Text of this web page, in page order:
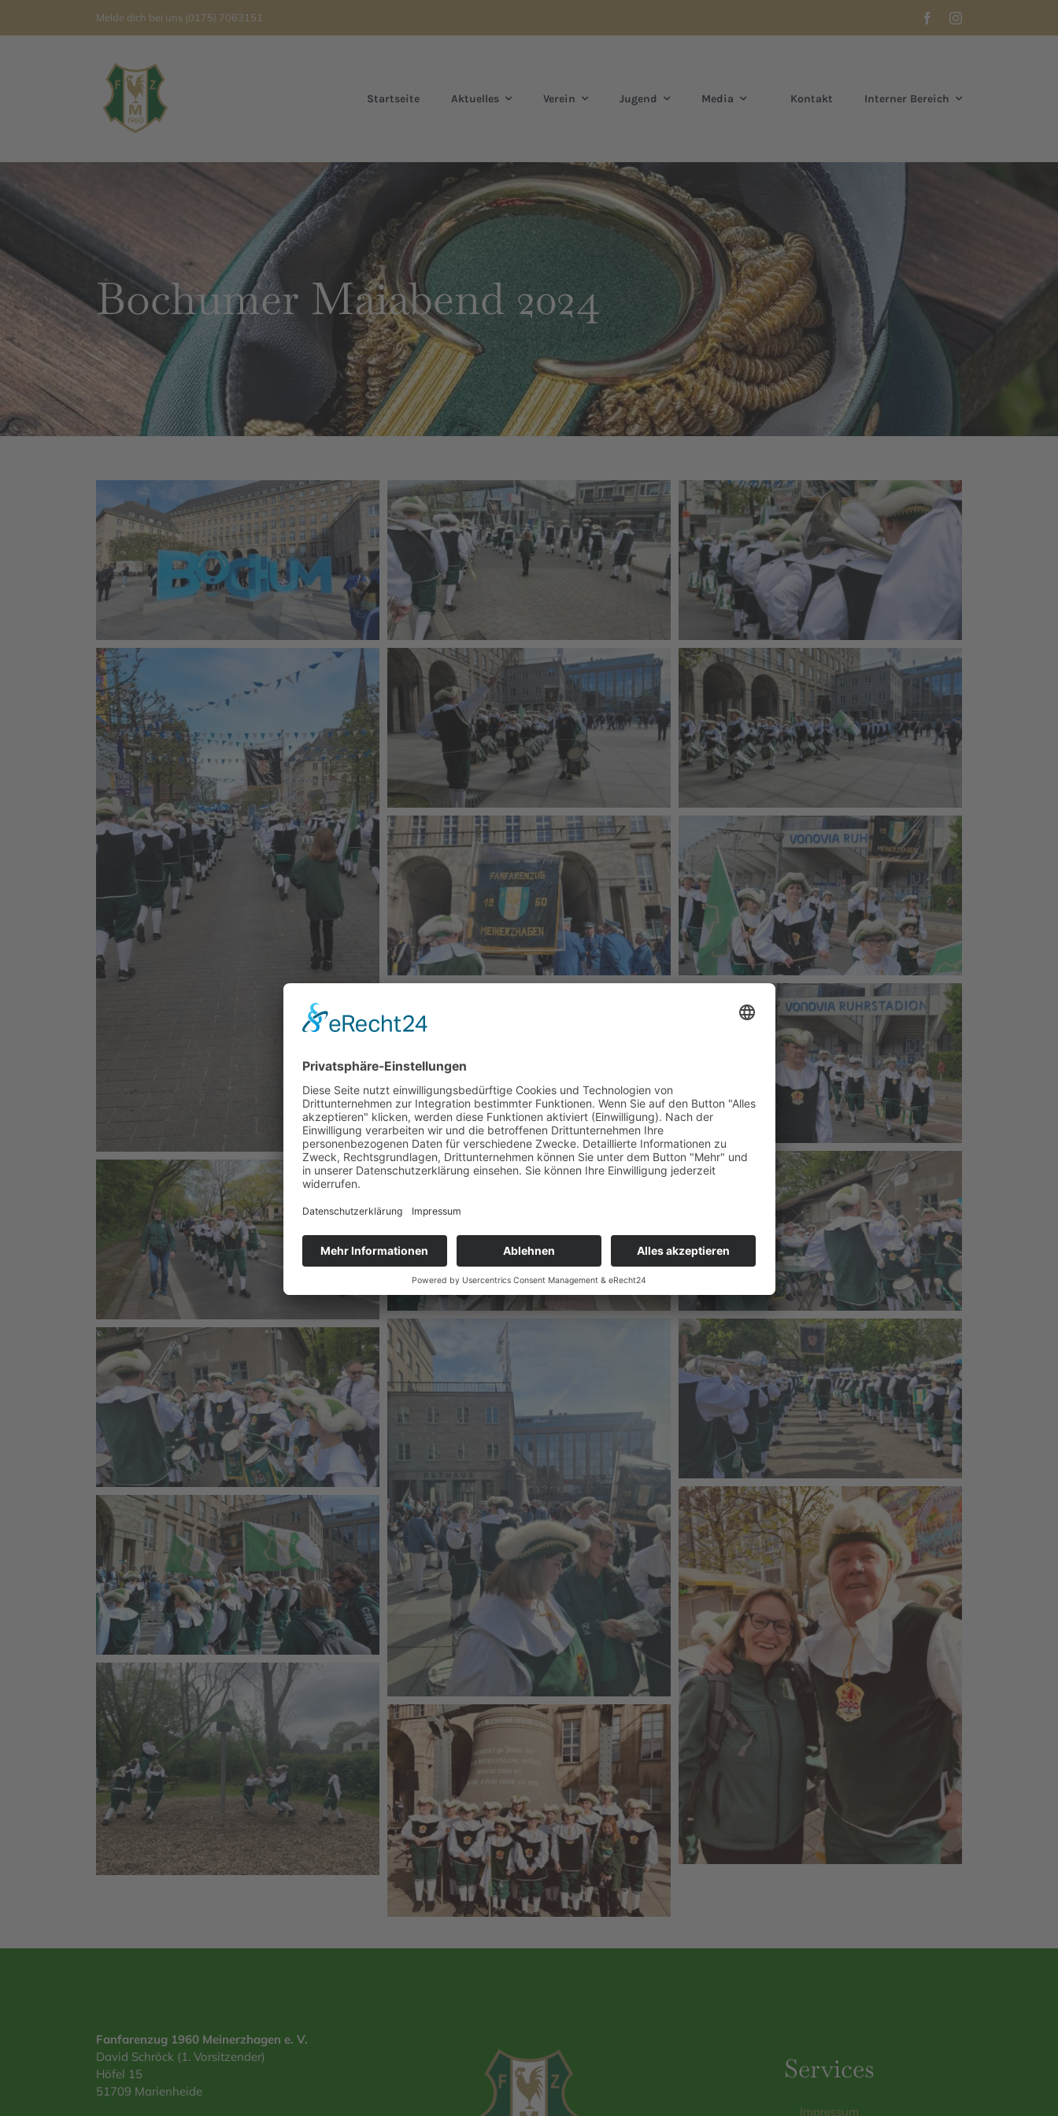
Inhalt
Melde dich bei uns (0175) 7063151
Startseite Aktuelles Verein Jugend Media Kontakt Interner Bereich
Bochumer Maiabend 2024
Fanfarenzug 1960 Meinerzhagen e. V.
David Schröck (1. Vorsitzender)
Höfel 15
51709 Marienheide
Services
Impressum